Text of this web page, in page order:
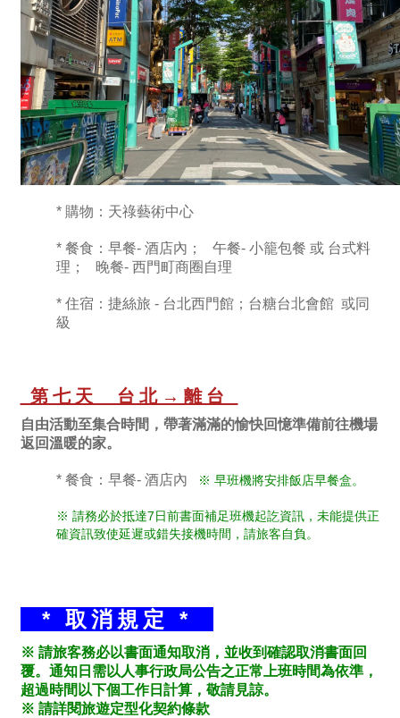
* 購物：天祿藝術中心
* 餐食：早餐- 酒店內； 午餐- 小籠包餐 或 台式料
理； 晚餐- 西門町商圈自理
* 住宿：捷絲旅 - 台北西門館；台糖台北會館 或同
級
第七天 台北→離台
自由活動至集合時間，帶著滿滿的愉快回憶準備前往機場
返回溫暖的家。
* 餐食：早餐- 酒店內 ※ 早班機將安排飯店早餐盒。
※ 請務必於抵達7日前書面補足班機起訖資訊，未能提供正
確資訊致使延遲或錯失接機時間，請旅客自負。
* 取消規定 *
※ 請旅客務必以書面通知取消，並收到確認取消書面回
覆。通知日需以人事行政局公告之正常上班時間為依準，
超過時間以下個工作日計算，敬請見諒。
※ 請詳閱旅遊定型化契約條款